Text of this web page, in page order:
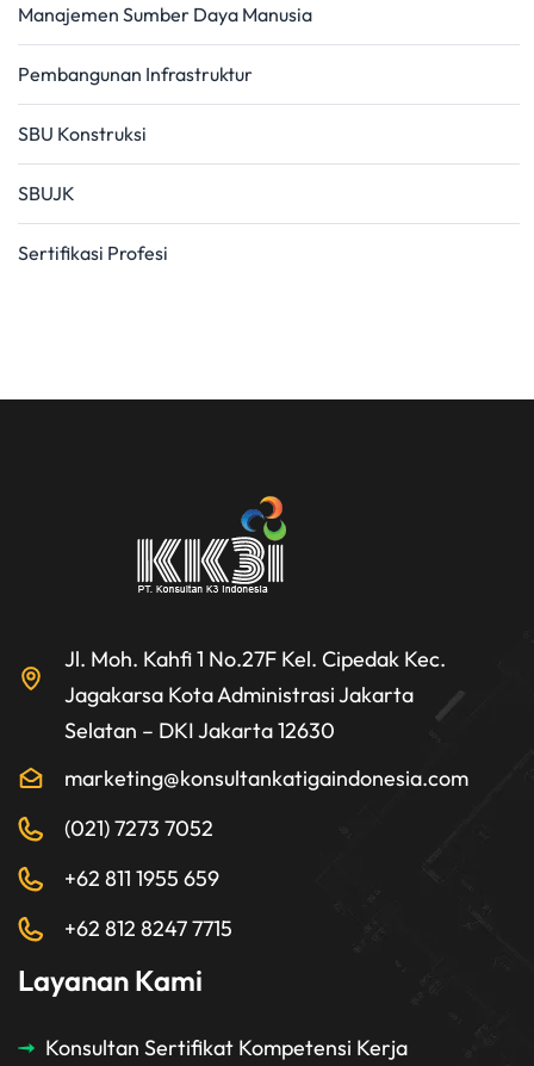
Manajemen Sumber Daya Manusia
Pembangunan Infrastruktur
SBU Konstruksi
SBUJK
Sertifikasi Profesi
Jl. Moh. Kahfi 1 No.27F Kel. Cipedak Kec.
Jagakarsa Kota Administrasi Jakarta
Selatan – DKI Jakarta 12630
marketing@konsultankatigaindonesia.com
(021) 7273 7052
+62 811 1955 659
+62 812 8247 7715
Layanan Kami
Konsultan Sertifikat Kompetensi Kerja